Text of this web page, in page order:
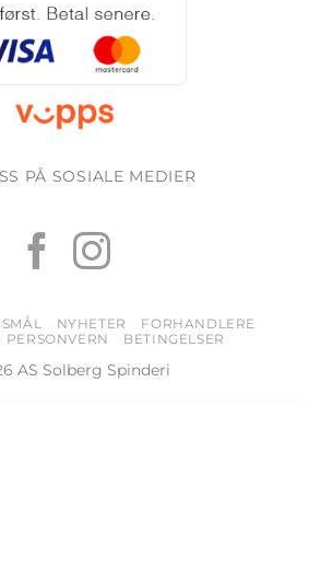
PÅ SOSIALE MEDIER
NYHETER
FORHANDLERE
PERSONVERN
BETINGELSER
AS Solberg Spinderi